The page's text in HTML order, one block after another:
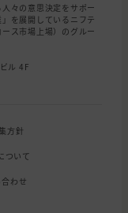
々の意思決定をサポー
を展開しているニフテ
ス市場上場）のグルー
ル 4F
方針
ついて
わせ